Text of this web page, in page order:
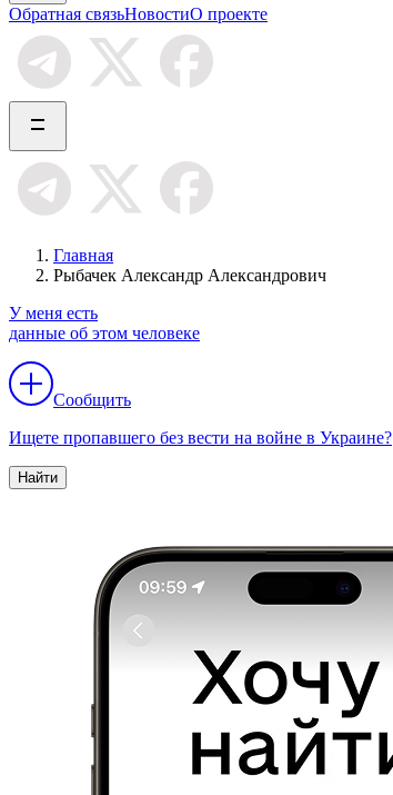
Обратная связьНовостиО проекте
Главная
Рыбачек Александр Александрович
У меня есть
данные об этом человеке
Сообщить
Ищете пропавшего без вести на войне в Украине?
Найти